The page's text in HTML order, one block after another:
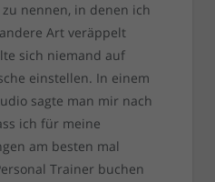
nennen, in denen ich
Art veräppelt
sich niemand auf
einstellen. In einem
sagte man mir nach
ich für meine
am besten mal
Trainer buchen